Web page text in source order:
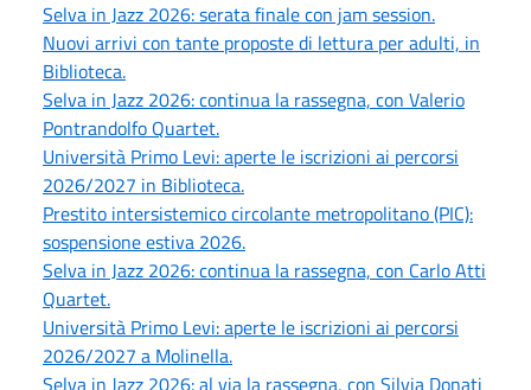
Selva in Jazz 2026: serata finale con jam session.
Nuovi arrivi con tante proposte di lettura per adulti, in
Biblioteca.
Selva in Jazz 2026: continua la rassegna, con Valerio
Pontrandolfo Quartet.
Università Primo Levi: aperte le iscrizioni ai percorsi
2026/2027 in Biblioteca.
Prestito intersistemico circolante metropolitano (PIC):
sospensione estiva 2026.
Selva in Jazz 2026: continua la rassegna, con Carlo Atti
Quartet.
Università Primo Levi: aperte le iscrizioni ai percorsi
2026/2027 a Molinella.
Selva in Jazz 2026: al via la rassegna, con Silvia Donati